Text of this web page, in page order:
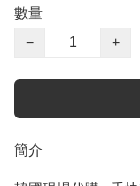
數量
−
+
簡介